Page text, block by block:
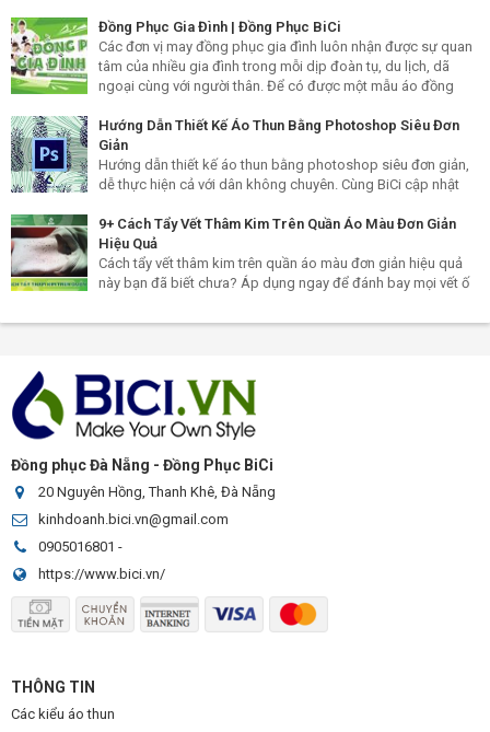
Đồng Phục Gia Đình | Đồng Phục BiCi
Các đơn vị may đồng phục gia đình luôn nhận được sự quan
tâm của nhiều gia đình trong mỗi dịp đoàn tụ, du lịch, dã
ngoại cùng với người thân. Để có được một mẫu áo đồng
Đồng Phục BiCi
Hướng Dẫn Thiết Kế Áo Thun Bằng Photoshop Siêu Đơn
Giản
Hướng dẫn thiết kế áo thun bằng photoshop siêu đơn giản,
dễ thực hiện cả với dân không chuyên. Cùng BiCi cập nhật
9+ Cách Tẩy Vết Thâm Kim Trên Quần Áo Màu Đơn Giản
Hiệu Quả
Cách tẩy vết thâm kim trên quần áo màu đơn giản hiệu quả
này bạn đã biết chưa? Áp dụng ngay để đánh bay mọi vết ố
Đồng phục Đà Nẵng - Đồng Phục BiCi
20 Nguyên Hồng, Thanh Khê, Đà Nẵng
kinhdoanh.bici.vn@gmail.com
0905016801 -
https://www.bici.vn/
THÔNG TIN
Các kiểu áo thun